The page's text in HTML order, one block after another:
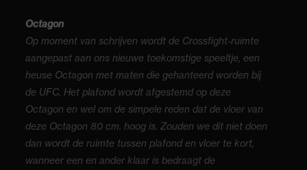
Octagon
Op moment van schrijven wordt de Crossfight-ruimte
aangepast aan ons nieuwe toekomstige speeltje, een
heuse Octagon met maten die gehanteerd worden bij
de UFC. Het plafond wordt afgestemd op deze
Octagon en wel om de simpele reden dat de vloer van
deze Octagon 80 cm. hoog is. Zouden we dit niet doen
dan wordt de ruimte tussen plafond en vloer te kort,
wanneer een en ander klaar is bedraagt de